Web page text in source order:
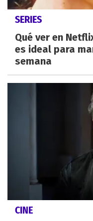
SERIES
Qué ver en
es ideal para
semana
CINE